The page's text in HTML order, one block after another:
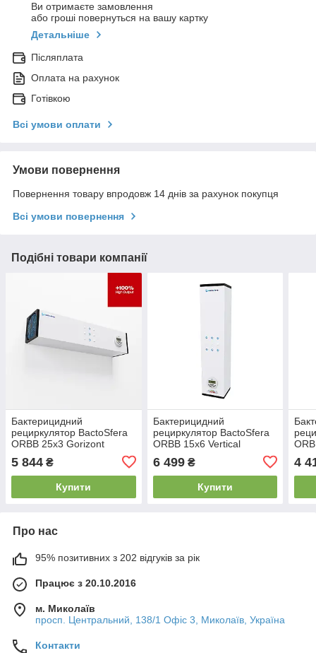
Ви отримаєте замовлення
або гроші повернуться на вашу картку
Детальніше
Післяплата
Оплата на рахунок
Готівкою
Всі умови оплати
Умови повернення
Повернення товару впродовж 14 днів за рахунок покупця
Всі умови повернення
Подібні товари компанії
Бактерицидний
рециркулятор BactoSfera
ORBB 25х3 Gorizont
5 844 ₴
Купити
Бактерицидний
рециркулятор BactoSfera
ORBB 15х6 Vertical
6 499₴
Купити
4
Про нас
95% позитивних з 202 відгуків за рік
Працює з 20.10.2016
м. Миколаїв
просп. Центральний, 138/1 Офіс 3, Миколаїв, Україна
Контакти